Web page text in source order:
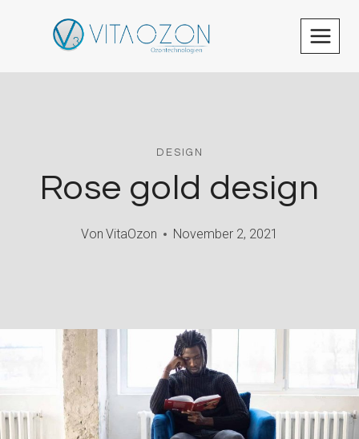
DESIGN
Rose gold design
Von VitaOzon November 2, 2021